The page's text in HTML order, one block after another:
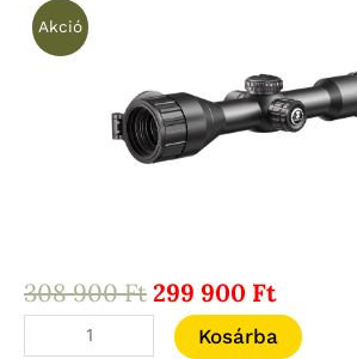
Akció
308 900FtOriginal
price
299 900 FtCurrent
price
HIKMICRO
Kosárba